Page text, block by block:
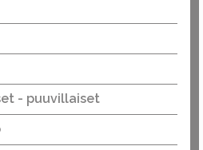
- puuvillaiset